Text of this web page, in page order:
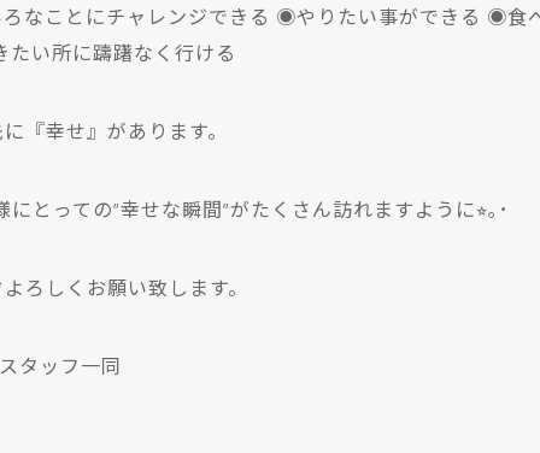
ろなことにチャレンジできる ◉やりたい事ができる ◉食
い所に躊躇なく行ける
『幸せ』があります。
とっての”幸せな瞬間”がたくさん訪れますように⭐︎｡･
ろしくお願い致します。
タッフ一同